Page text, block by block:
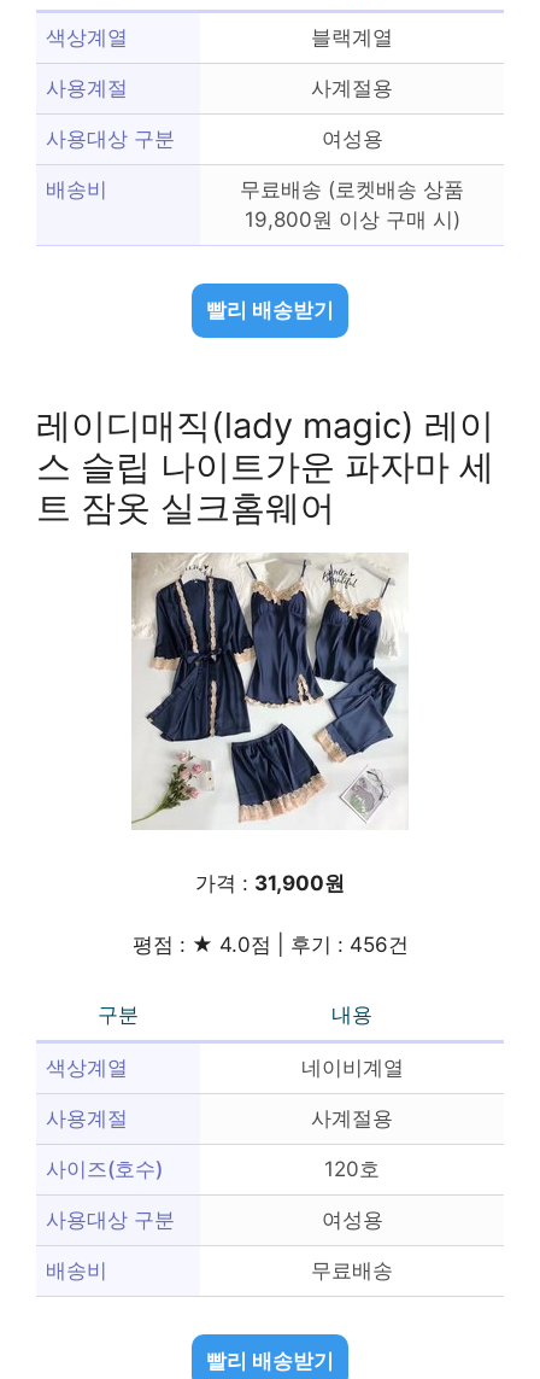
색상계열 블랙계열
사용계절 사계절용
사용대상 구분 여성용
배송비
무료배송 (로켓배송 상품
19,800원 이상 구매 시)
빨리 배송받기
레이디매직(lady magic) 레이
스 슬립 나이트가운 파자마 세
트 잠옷 실크홈웨어
가격 : 31,900원
평점 : ★ 4.0점 | 후기 : 456건
구분 내용
색상계열 네이비계열
사용계절 사계절용
사이즈(호수) 120호
사용대상 구분 여성용
배송비 무료배송
빨리 배송받기